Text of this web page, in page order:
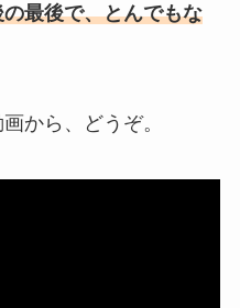
最後で、とんでもな
から、どうぞ。